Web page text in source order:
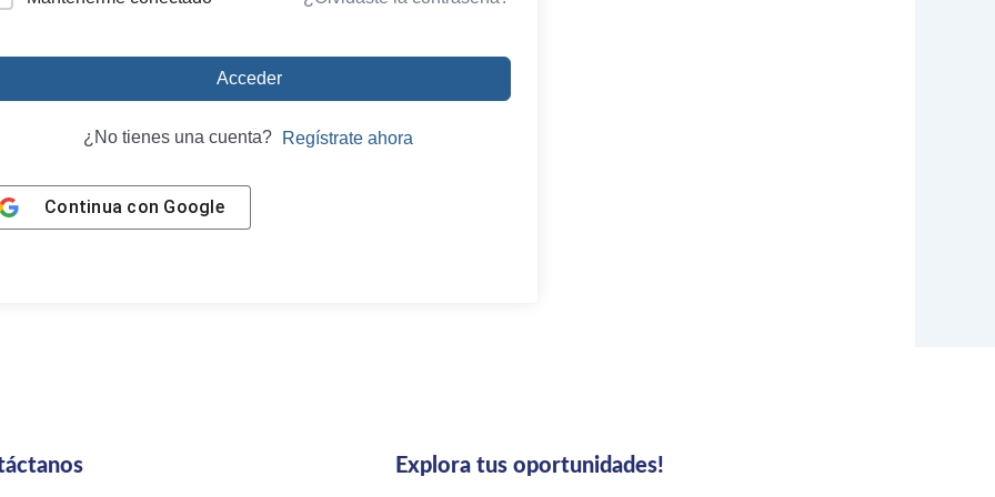
Acceder
¿No tienes una cuenta? Regístrate ahora
Continua con Google
Explora tus oportunidades!